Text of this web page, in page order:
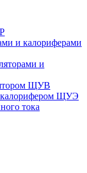
и калориферами
и
ЩУВ
ЩУЭ
тока